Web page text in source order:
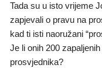
Tada su u isto vrijeme
zapjevali o pravu na
kad ti isti naoružani
Je li onih 200
prosvjednika?